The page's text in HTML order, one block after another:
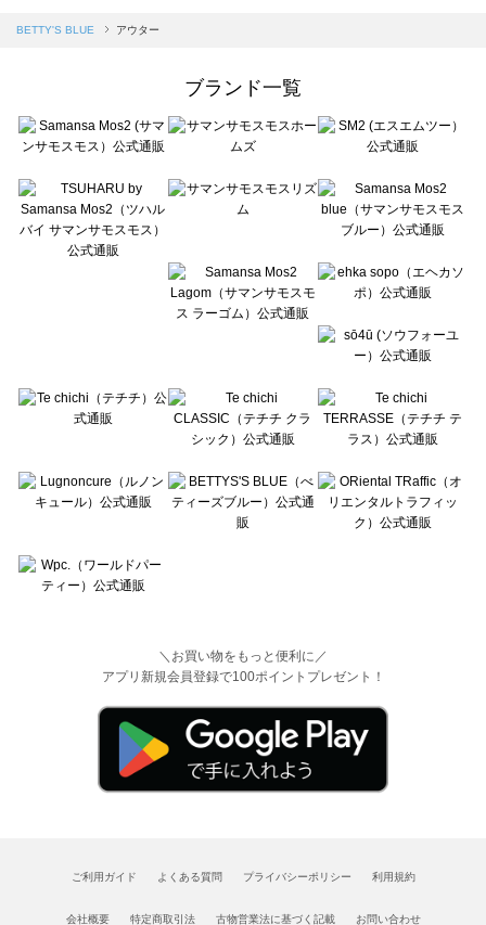
Samansa Mos2 blue（サマンサモスモス ブルー）のアウター一覧
sō4ū（ソウフォーユー）のアウター一覧
Te chichi（テチチ）のアウター一覧
Te chichi CLASSIC（テチチ クラシック）のアウター一覧
Lugnoncure（ルノンキュール）のアウター一覧
BETTY'S BLUE（べティーズブルー）のアウター一覧
Wpc.（ワールドパーティー）のアウター一覧
BETTY'S BLUE アウター
ブランド一覧
＼お買い物をもっと便利に／
アプリ新規会員登録で100ポイントプレゼント！
ご利用ガイド よくある質問 プライバシーポリシー 利用規約
会社概要 特定商取引法 古物営業法に基づく記載 お問い合わせ